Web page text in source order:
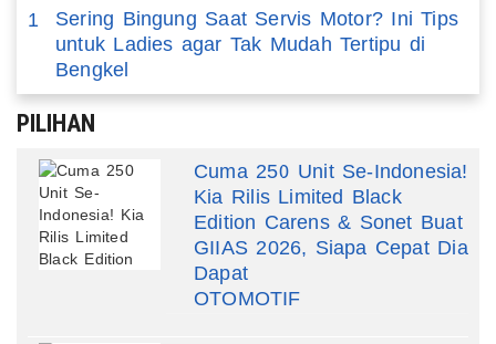
1
Sering Bingung Saat Servis Motor? Ini Tips
untuk Ladies agar Tak Mudah Tertipu di
Bengkel
PILIHAN
Cuma 250 Unit Se-Indonesia!
Kia Rilis Limited Black
Edition Carens & Sonet Buat
GIIAS 2026, Siapa Cepat Dia
Dapat
OTOMOTIF